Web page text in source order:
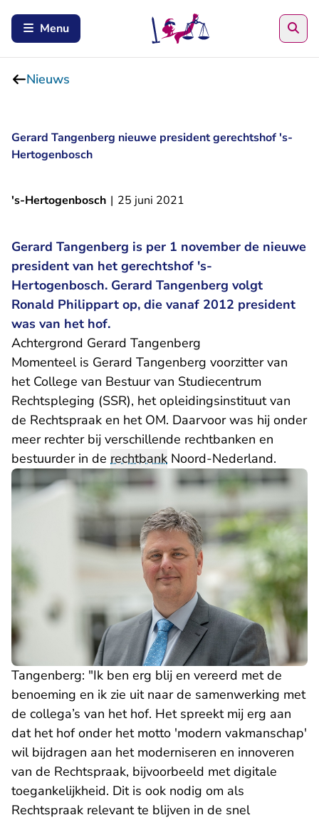
Menu
Nieuws
Gerard Tangenberg nieuwe president gerechtshof 's-
Hertogenbosch
's-Hertogenbosch | 25 juni 2021
Gerard Tangenberg is per 1 november de nieuwe
president van het gerechtshof 's-
Hertogenbosch. Gerard Tangenberg volgt
Ronald Philippart op, die vanaf 2012 president
was van het hof.
Achtergrond Gerard Tangenberg
Momenteel is Gerard Tangenberg voorzitter van
het College van Bestuur van Studiecentrum
Rechtspleging (SSR), het opleidingsinstituut van
de Rechtspraak en het OM. Daarvoor was hij onder
meer rechter bij verschillende rechtbanken en
bestuurder in de rechtbank Noord-Nederland.
Tangenberg: "Ik ben erg blij en vereerd met de
benoeming en ik zie uit naar de samenwerking met
de collega’s van het hof. Het spreekt mij erg aan
dat het hof onder het motto 'modern vakmanschap'
wil bijdragen aan het moderniseren en innoveren
van de Rechtspraak, bijvoorbeeld met digitale
toegankelijkheid. Dit is ook nodig om als
Rechtspraak relevant te blijven in de snel